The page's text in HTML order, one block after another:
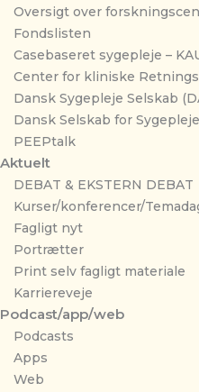
Oversigt over
Fondslisten
Casebaseret sygepleje –
Center for kliniske
Dansk Sygepleje Selskab
Dansk Selskab for
PEEPtalk
Aktuelt
DEBAT & EKSTERN DEBAT
Kurser/konferencer/
Fagligt nyt
Portrætter
Print selv fagligt materiale
Karriereveje
Podcast/app/web
Podcasts
Apps
Web